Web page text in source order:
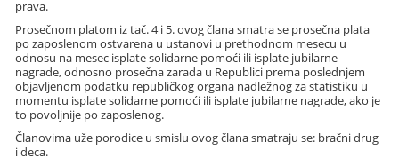
prava.
Prosečnom platom iz tač. 4 i 5. ovog člana smatra se prosečna plata
po zaposlenom ostvarena u ustanovi u prethodnom mesecu u
odnosu na mesec isplate solidarne pomoći ili isplate jubilarne
nagrade, odnosno prosečna zarada u Republici prema poslednjem
objavljenom podatku republičkog organa nadležnog za statistiku u
momentu isplate solidarne pomoći ili isplate jubilarne nagrade, ako je
to povoljnije po zaposlenog.
Članovima uže porodice u smislu ovog člana smatraju se: bračni drug
i deca.